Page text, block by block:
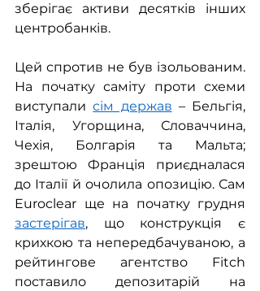
зберігає активи десятків інших
центробанків.
Цей спротив не був ізольованим.
На початку саміту проти схеми
виступали сім держав – Бельгія,
Італія, Угорщина, Словаччина,
Чехія, Болгарія та Мальта;
зрештою Франція приєдналася
до Італії й очолила опозицію. Сам
застерігав, що конструкція є
крихкою та непередбачуваною, а
рейтингове агентство Fitch
поставило депозитарій на